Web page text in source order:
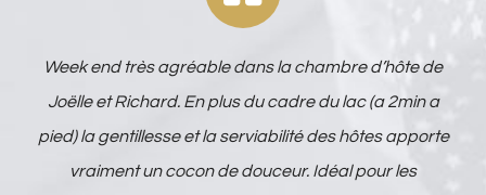
Week end très agréable dans la chambre d’hôte de
Joëlle et Richard. En plus du cadre du lac (a 2min a
pied) la gentillesse et la serviabilité des hôtes apporte
vraiment un cocon de douceur. Idéal pour les